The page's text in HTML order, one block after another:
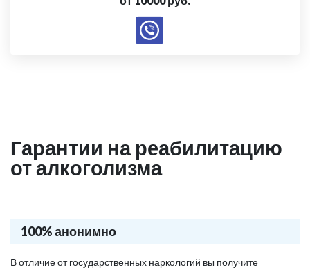
Гарантии на реабилитацию
от алкоголизма
100% анонимно
В отличие от государственных наркологий вы получите